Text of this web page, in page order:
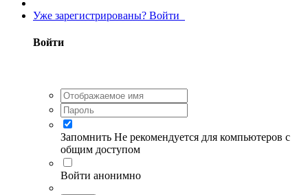
Уже зарегистрированы? Войти
Войти
Запомнить Не рекомендуется для компьютеров с
общим доступом
Войти анонимно